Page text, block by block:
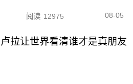
阅读 12975 08-05
拉让世界看清谁才是真朋友